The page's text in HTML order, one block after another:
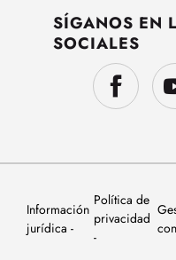
SÍGANOS EN
SOCIALES
Información
jurídica
Política de
privacidad